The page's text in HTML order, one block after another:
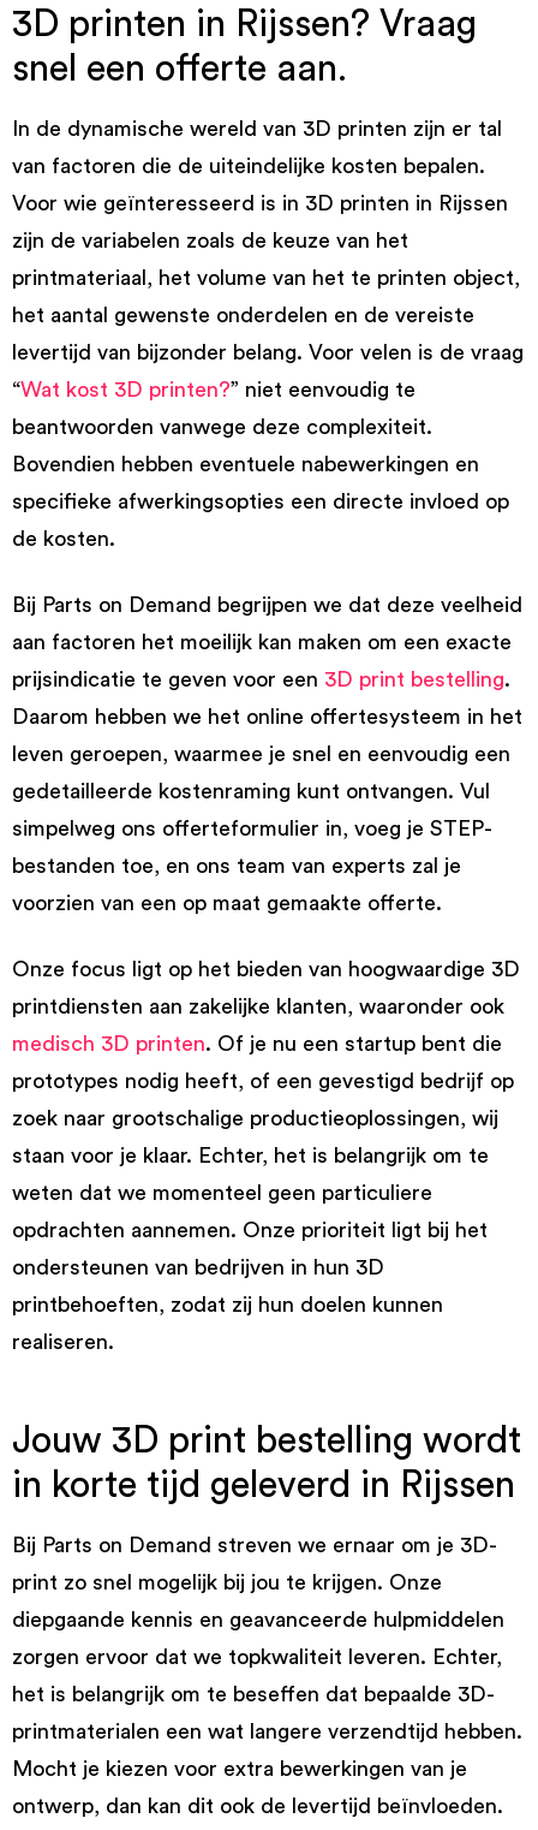
3D printen in Rijssen? Vraag
snel een offerte aan.
In de dynamische wereld van 3D printen zijn er tal
van factoren die de uiteindelijke kosten bepalen.
Voor wie geïnteresseerd is in 3D printen in Rijssen
zijn de variabelen zoals de keuze van het
printmateriaal, het volume van het te printen object,
het aantal gewenste onderdelen en de vereiste
levertijd van bijzonder belang. Voor velen is de vraag
“Wat kost 3D printen?” niet eenvoudig te
beantwoorden vanwege deze complexiteit.
Bovendien hebben eventuele nabewerkingen en
specifieke afwerkingsopties een directe invloed op
de kosten.
Bij Parts on Demand begrijpen we dat deze veelheid
aan factoren het moeilijk kan maken om een exacte
prijsindicatie te geven voor een 3D print bestelling.
Daarom hebben we het online offertesysteem in het
leven geroepen, waarmee je snel en eenvoudig een
gedetailleerde kostenraming kunt ontvangen. Vul
simpelweg ons offerteformulier in, voeg je STEP-
bestanden toe, en ons team van experts zal je
voorzien van een op maat gemaakte offerte.
Onze focus ligt op het bieden van hoogwaardige 3D
printdiensten aan zakelijke klanten, waaronder ook
medisch 3D printen. Of je nu een startup bent die
prototypes nodig heeft, of een gevestigd bedrijf op
zoek naar grootschalige productieoplossingen, wij
staan voor je klaar. Echter, het is belangrijk om te
weten dat we momenteel geen particuliere
opdrachten aannemen. Onze prioriteit ligt bij het
ondersteunen van bedrijven in hun 3D
printbehoeften, zodat zij hun doelen kunnen
realiseren.
Jouw 3D print bestelling wordt
in korte tijd geleverd in Rijssen
Bij Parts on Demand streven we ernaar om je 3D-
print zo snel mogelijk bij jou te krijgen. Onze
diepgaande kennis en geavanceerde hulpmiddelen
zorgen ervoor dat we topkwaliteit leveren. Echter,
het is belangrijk om te beseffen dat bepaalde 3D-
printmaterialen een wat langere verzendtijd hebben.
Mocht je kiezen voor extra bewerkingen van je
ontwerp, dan kan dit ook de levertijd beïnvloeden.